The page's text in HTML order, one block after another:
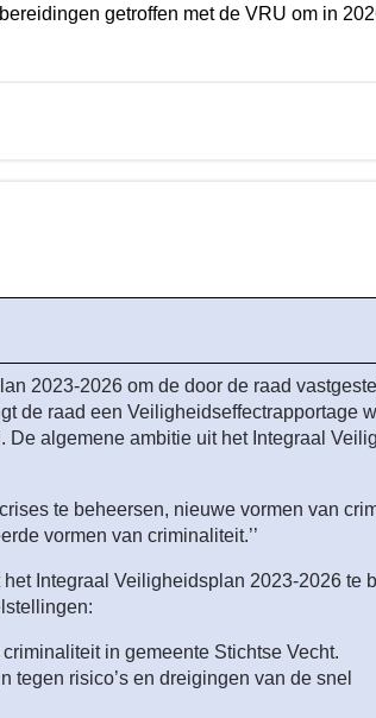
getroffen met de VRU om in
2023-2026 om de door de raad
de raad een Veiligheidseffectrapportage
algemene ambitie uit het Integraal
te beheersen, nieuwe vormen van
vormen van criminaliteit.’’
Integraal Veiligheidsplan 2023-2026 te
in gemeente Stichtse Vecht.
tegen risico’s en dreigingen van de snel